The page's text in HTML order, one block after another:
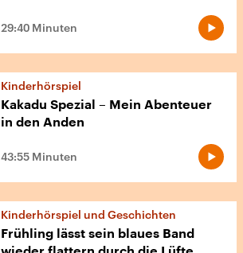
29:40 Minuten
Kinderhörspiel
Kakadu Spezial – Mein Abenteuer
in den Anden
43:55 Minuten
Kinderhörspiel und Geschichten
Frühling lässt sein blaues Band